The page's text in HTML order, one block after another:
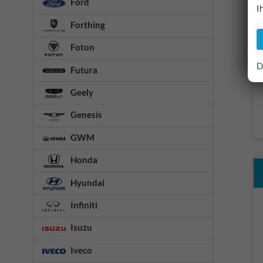
Forthing
Foton
Futura
Geely
Genesis
GWM
Honda
Hyundai
Infiniti
Isuzu
Iveco